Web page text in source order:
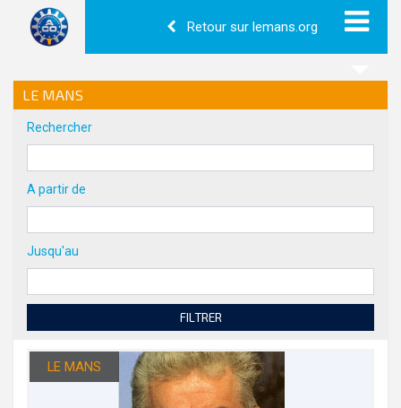
Retour sur lemans.org
LE MANS
Rechercher
A partir de
Jusqu'au
FILTRER
LE MANS